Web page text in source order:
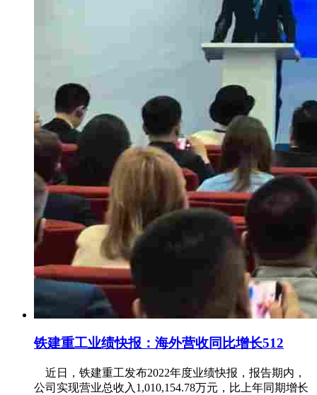
铁建重工业绩快报：海外营收同比增长512
近日，铁建重工发布2022年度业绩快报，报告期内，
公司实现营业总收入1,010,154.78万元，比上年同期增长